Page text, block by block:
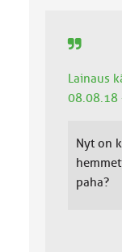
Lainaus
08.08.18
Nyt on
paha?